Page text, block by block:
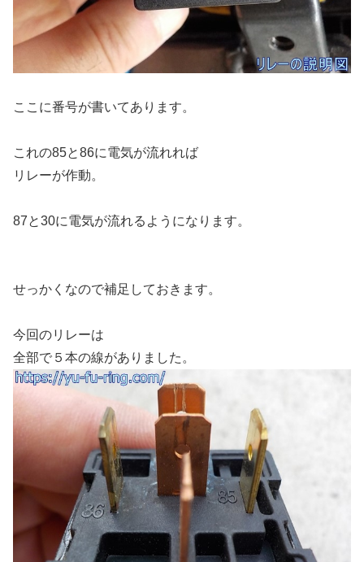
ここに番号が書いてあります。
これの85と86に電気が流れれば
リレーが作動。
87と30に電気が流れるようになります。
せっかくなので補足しておきます。
今回のリレーは
全部で５本の線がありました。